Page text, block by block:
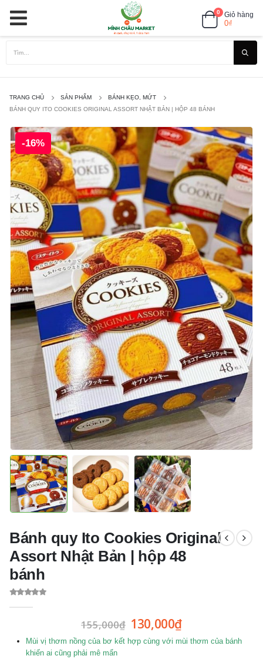
0 Giỏ hàng
0₫
TRANG CHỦ SẢN PHẨM
BÁNH KẸO, MỨT
BÁNH QUY ITO COOKIES ORIGINAL ASSORT NHẬT BẢN | HỘP 48 BÁNH
-16%
Bánh quy Ito Cookies Original
Assort Nhật Bản | hộp 48
bánh
155,000₫ 130,000₫
Mùi vị thơm nồng của bơ kết hợp cùng với mùi thơm của bánh
khiến ai cũng phải mê mẩn